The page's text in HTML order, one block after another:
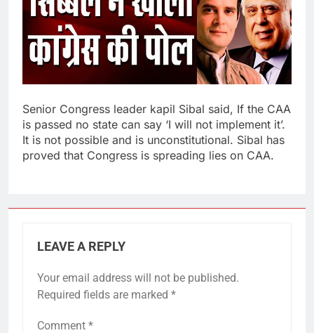
Senior Congress leader kapil Sibal said, If the CAA
is passed no state can say ‘I will not implement it’.
It is not possible and is unconstitutional. Sibal has
proved that Congress is spreading lies on CAA.
LEAVE A REPLY
Your email address will not be published.
Required fields are marked *
Comment *